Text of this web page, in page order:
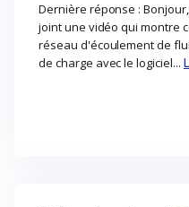
Dernière réponse :
joint une vidéo qui montre
réseau d'écoulement de
de charge avec le logiciel...